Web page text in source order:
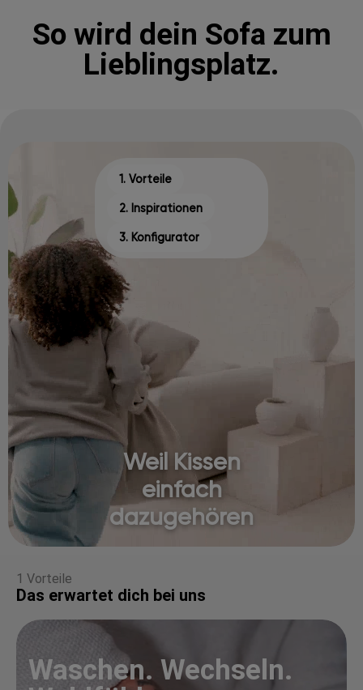
So wird dein Sofa zum
Lieblingsplatz.
1. Vorteile
2. Inspirationen
3. Konfigurator
Weil Kissen
einfach
dazugehören
1 Vorteile
Das erwartet dich bei uns
Waschen. Wechseln.